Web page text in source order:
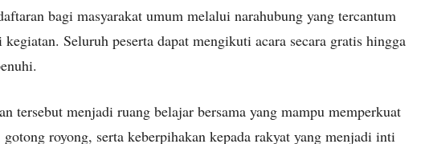
bagi masyarakat umum melalui narahubung yang tercantum
Seluruh peserta dapat mengikuti acara secara gratis hingga
tersebut menjadi ruang belajar bersama yang mampu memperkuat
gotong royong, serta keberpihakan kepada rakyat yang menjadi inti